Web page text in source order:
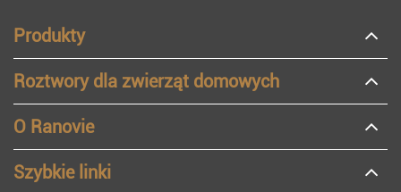
Produkty
Roztwory dla zwierząt domowych
O Ranovie
Szybkie linki